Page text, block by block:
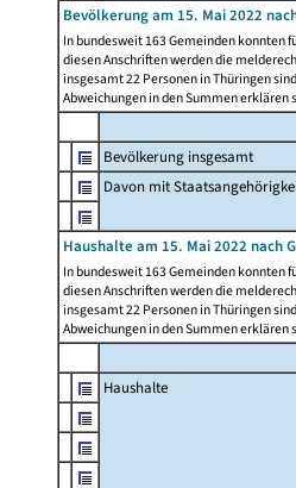
Bevölkerung am 15. Mai 2022
In bundesweit 163 Gemeinden konnten
diesen Anschriften werden die
insgesamt 22 Personen in Thüringen
Abweichungen in den Summen
Bevölkerung insgesamt
Davon mit
Haushalte am 15. Mai 2022 nach
In bundesweit 163 Gemeinden konnten
diesen Anschriften werden die
insgesamt 22 Personen in Thüringen
Abweichungen in den Summen
Haushalte